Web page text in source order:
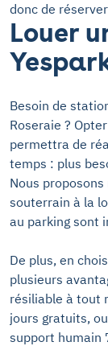
donc de
Louer
Besoin de
Roseraie ?
permettra de
temps : plus
Nous
souterrain à la
au parking sont
De plus, en
plusieurs
résiliable à tout
jours gratuits,
support humain